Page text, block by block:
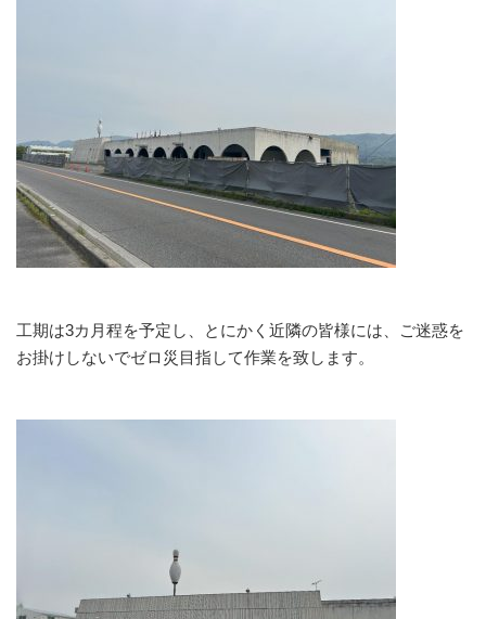
工期は3カ月程を予定し、とにかく近隣の皆様には、ご迷惑を
お掛けしないでゼロ災目指して作業を致します。